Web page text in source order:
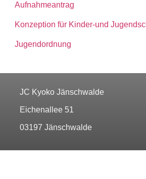
Aufnahmeantrag
Konzeption für Kinder-und
Jugendordnung
JC Kyoko Jänschwalde
Eichenallee 51
03197 Jänschwalde